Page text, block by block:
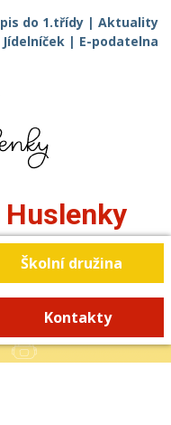
do 1.třídy | Aktuality
Jídelníček | E-podatelna
Huslenky
Školní družina
Kontakty